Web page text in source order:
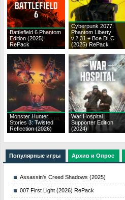
Battlefield 6 Phantom
Edition (2025)
RePack
Cyberpunk 2077:
Phantom Liberty
v.2.31 + Все DLC
(2025) RePack
Monster Hunter
Stories 3: Twisted
Reflection (2026)
War Hospital
Supporter Edition
(2024)
Популярные игры Архив и Опрос
Assassin's Creed Shadows (2025)
007 First Light (2026) RePack